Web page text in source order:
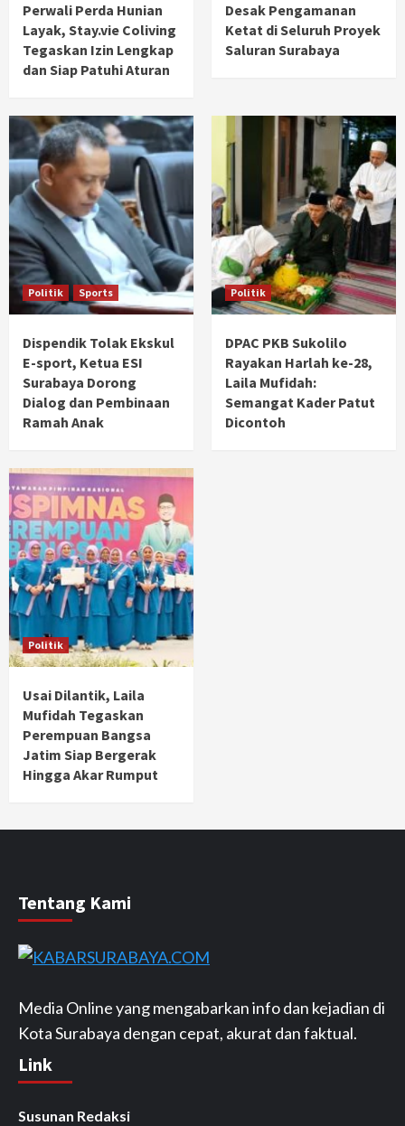
Perwali Perda Hunian
Layak, Stay.vie Coliving
Tegaskan Izin Lengkap
dan Siap Patuhi Aturan
Desak Pengamanan
Ketat di Seluruh Proyek
Saluran Surabaya
Politik Sports
Dispendik Tolak Ekskul
E-sport, Ketua ESI
Surabaya Dorong
Dialog dan Pembinaan
Ramah Anak
Politik
DPAC PKB Sukolilo
Rayakan Harlah ke-28,
Laila Mufidah:
Semangat Kader Patut
Dicontoh
Politik
Usai Dilantik, Laila
Mufidah Tegaskan
Perempuan Bangsa
Jatim Siap Bergerak
Hingga Akar Rumput
Tentang Kami
Media Online yang mengabarkan info dan kejadian di
Kota Surabaya dengan cepat, akurat dan faktual.
Link
Susunan Redaksi